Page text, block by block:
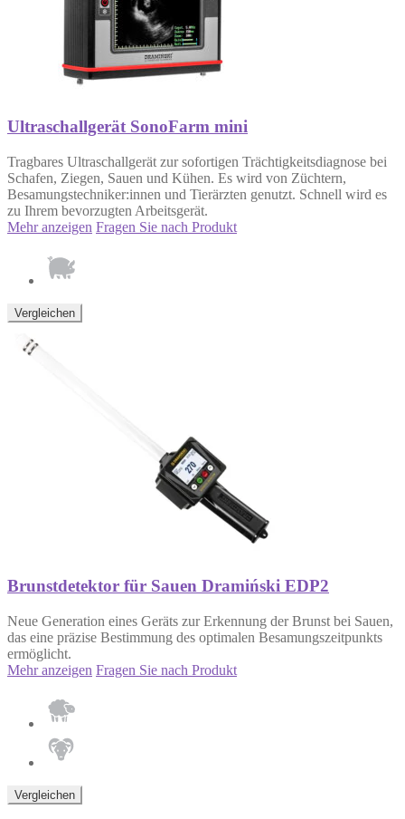
Ultraschallgerät SonoFarm mini
Tragbares Ultraschallgerät zur sofortigen Trächtigkeitsdiagnose bei
Schafen, Ziegen, Sauen und Kühen. Es wird von Züchtern,
Besamungstechniker:innen und Tierärzten genutzt. Schnell wird es
zu Ihrem bevorzugten Arbeitsgerät.
Mehr anzeigen Fragen Sie nach Produkt
Vergleichen
Brunstdetektor für Sauen Dramiński EDP2
Neue Generation eines Geräts zur Erkennung der Brunst bei Sauen,
das eine präzise Bestimmung des optimalen Besamungszeitpunkts
ermöglicht.
Mehr anzeigen Fragen Sie nach Produkt
Vergleichen